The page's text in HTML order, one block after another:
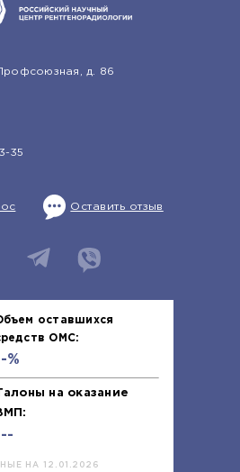
35
д. 86
Оставить отзыв
оставшихся
ОМС:
%
на оказание
НА 12.01.2026